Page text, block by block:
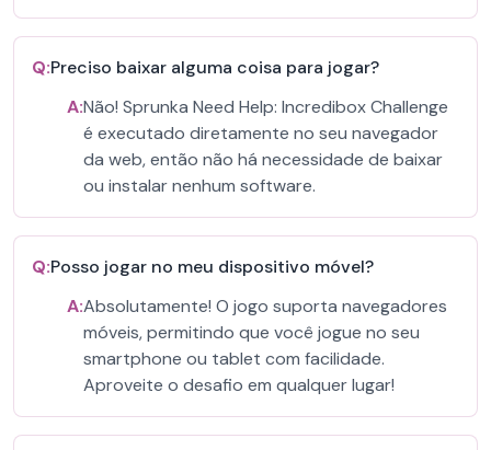
Q:Preciso baixar alguma coisa para jogar?
A:Não! Sprunka Need Help: Incredibox Challenge
é executado diretamente no seu navegador
da web, então não há necessidade de baixar
ou instalar nenhum software.
Q:Posso jogar no meu dispositivo móvel?
A:Absolutamente! O jogo suporta navegadores
móveis, permitindo que você jogue no seu
smartphone ou tablet com facilidade.
Aproveite o desafio em qualquer lugar!